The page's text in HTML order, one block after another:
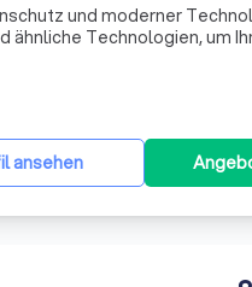
und moderner
Technologien, um
ansehen